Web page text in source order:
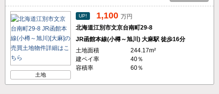
土地
UP! 1,100 万円
北海道江別市文京台南町29-8
JR函館本線(小樽～旭川) 大麻駅 徒歩16分
土地面積
244.17m²
建ペイ率
40％
容積率
60％